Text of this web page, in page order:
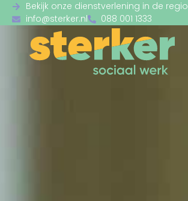
Bekijk onze dienstverlening in de regio
info@sterker.nl
088 001 1333